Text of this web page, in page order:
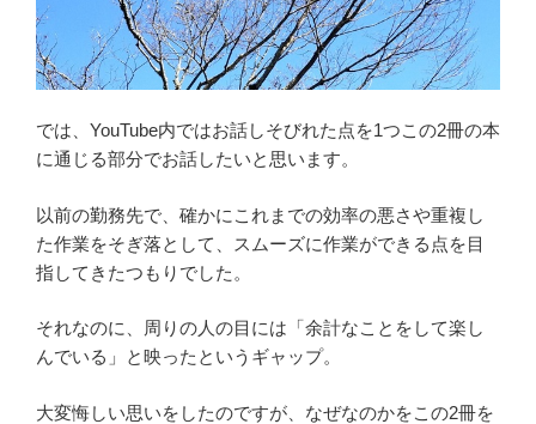
では、YouTube内ではお話しそびれた点を1つこの2冊の本
に通じる部分でお話したいと思います。
以前の勤務先で、確かにこれまでの効率の悪さや重複し
た作業をそぎ落として、スムーズに作業ができる点を目
指してきたつもりでした。
それなのに、周りの人の目には「余計なことをして楽し
んでいる」と映ったというギャップ。
大変悔しい思いをしたのですが、なぜなのかをこの2冊を